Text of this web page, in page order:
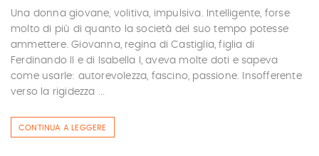
Una donna giovane, volitiva, impulsiva. Intelligente, forse
molto di più di quanto la società del suo tempo potesse
ammettere. Giovanna, regina di Castiglia, figlia di
Ferdinando II e di Isabella I, aveva molte doti e sapeva
come usarle: autorevolezza, fascino, passione. Insofferente
verso la rigidezza ...
CONTINUA A LEGGERE